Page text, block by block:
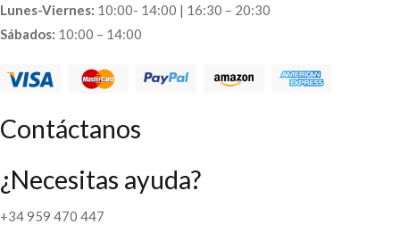
Lunes-Viernes: 10:00- 14:00 | 16:30 – 20:30
Sábados: 10:00 – 14:00
Contáctanos
¿Necesitas ayuda?
+34 959 470 447